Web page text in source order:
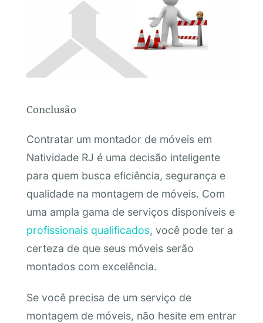
Conclusão
Contratar um montador de móveis em
Natividade RJ é uma decisão inteligente
para quem busca eficiência, segurança e
qualidade na montagem de móveis. Com
uma ampla gama de serviços disponíveis e
profissionais qualificados, você pode ter a
certeza de que seus móveis serão
montados com excelência.
Se você precisa de um serviço de
montagem de móveis, não hesite em entrar